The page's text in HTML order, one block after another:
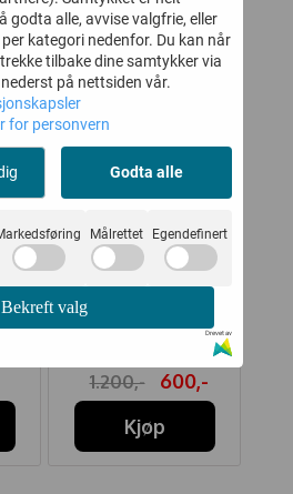
50%
VINTERBUKSE SKI
1.200,-
600,-
Kjøp
godta alle, avvise valgfrie, eller
kategori nedenfor. Du kan når
tilbake dine samtykker via
på nettsiden vår.
for personvern
Godta alle
Målrettet Egendefinert
Bekreft valg
Drevet av